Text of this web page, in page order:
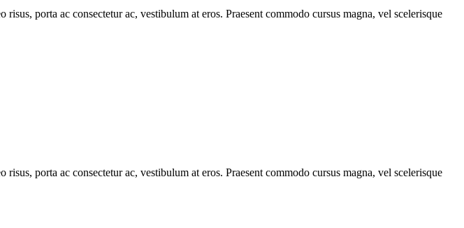
porta ac consectetur ac, vestibulum at eros. Praesent commodo cursus magna, vel scelerisque
porta ac consectetur ac, vestibulum at eros. Praesent commodo cursus magna, vel scelerisque